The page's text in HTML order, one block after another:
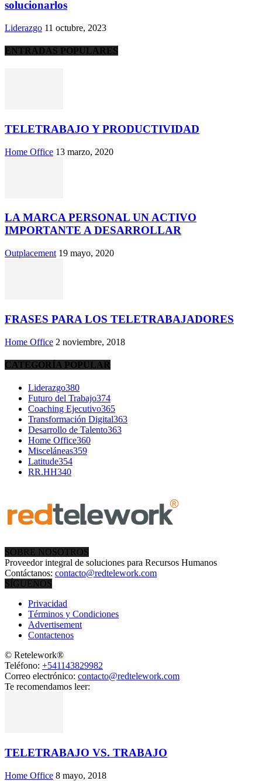
solucionarlos
Liderazgo 11 octubre, 2023
ENTRADAS POPULARES
TELETRABAJO Y PRODUCTIVIDAD
Home Office 13 marzo, 2020
LA MARCA PERSONAL UN ACTIVO
IMPORTANTE A DESARROLLAR
Outplacement 19 mayo, 2020
FRASES PARA LOS TELETRABAJADORES
Home Office 2 noviembre, 2018
CATEGORÍA POPULAR
Liderazgo380
Futuro del Trabajo374
Coaching Ejecutivo365
Transformación Digital363
Desarrollo de Talento363
Home Office360
Misceláneas359
Latitude354
RR.HH340
SOBRE NOSOTROS
Proveedor integral de soluciones para Recursos Humanos
Contáctanos: contacto@redtelework.com
SÍGUENOS
Privacidad
Términos y Condiciones
Advertisement
Contactenos
© Retelework®
Teléfono: +541143829982
Correo electrónico: contacto@redtelework.com
Te recomendamos leer:
TELETRABAJO VS. TRABAJO
Home Office 8 mayo, 2018